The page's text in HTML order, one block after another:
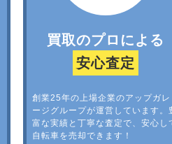
買取のプロによる
安心査定
創業25年の上場企業のアップガレ
ージグループが運営しています。
富な実績と丁寧な査定で、安心し
自転車を売却できます！